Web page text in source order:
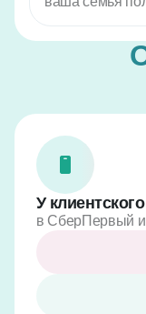
У
в СберПервый